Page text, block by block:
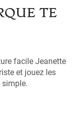
TE
facile Jeanette
et jouez les
simple.